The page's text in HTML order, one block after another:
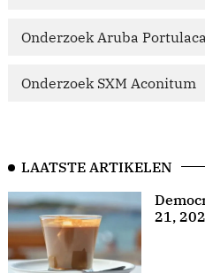
Onderzoek Aruba Portulaca
Onderzoek SXM Aconitum
LAATSTE ARTIKELEN
21,